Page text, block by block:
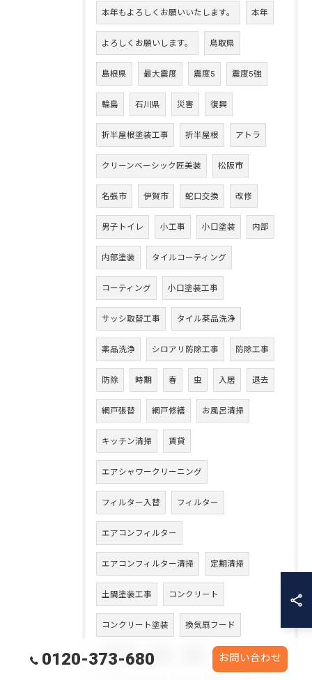
本年もよろしくお願いいたします。 本年
よろしくお願いします。 鳥取県
島根県 最大震度 震度5 震度5強
輪島 石川県 災害 復興
折半屋根塗装工事 折半屋根 アトラ
クリーンベーシック匠美装 松阪市
名張市 伊賀市 蛇口交換 改修
男子トイレ 小工事 小口塗装 内部
内部塗装 タイルコーティング
コーティング 小口塗装工事
サッシ取替工事 タイル薬品洗浄
薬品洗浄 シロアリ防除工事 防除工事
防除 時期 春 虫 入居 退去
網戸張替 網戸修繕 お風呂清掃
キッチン清掃 賃貸
エアシャワークリーニング
フィルター入替 フィルター
エアコンフィルター
エアコンフィルター清掃 定期清掃
土間塗装工事 コンクリート
コンクリート塗装 換気扇フード
入替工事 県営
0120-373-680 お問い合わせ